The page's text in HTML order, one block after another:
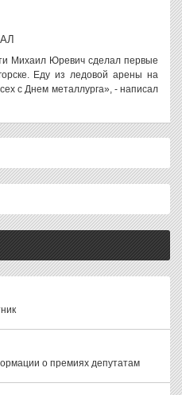
Михаил Юревич сделал первые
Еду из ледовой арены на
с Днем металлурга», - написал
о премиях депутатам